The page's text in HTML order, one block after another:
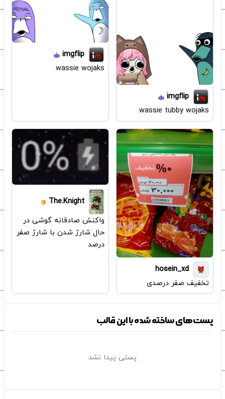
imgflip
wassie tubby wojaks
imgflip
wassie wojaks
hosein_xd
تخفیف صفر درصدی
The.Knight
واکنش صادقانه گوشی در
حال شارژ شدن با شارژ صفر
درصد
پست‌های ساخته شده با این قالب
پستی پیدا نشد